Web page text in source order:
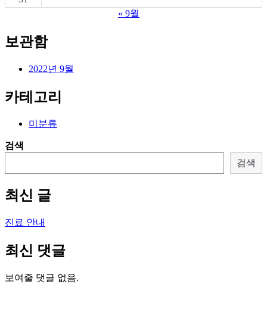
« 9월
보관함
2022년 9월
카테고리
미분류
검색
검색
최신 글
진료 안내
최신 댓글
보여줄 댓글 없음.